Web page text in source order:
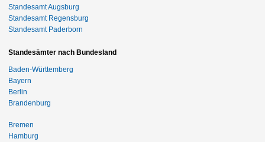
Standesamt Augsburg
Standesamt Regensburg
Standesamt Paderborn
Standesämter nach Bundesland
Baden-Württemberg
Bayern
Berlin
Brandenburg
Bremen
Hamburg